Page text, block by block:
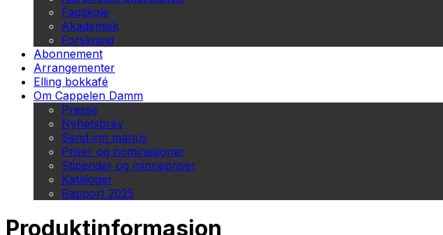
Fagskole
Akademisk
Forskning
Abonnement
Arrangementer
Elling bokkafé
Om Cappelen Damm
Presse
Nyhetsbrev
Send inn manus
Priser og nominasjoner
Stipender og minnepriser
Kataloger
Rapport 2025
Produktinformasjon